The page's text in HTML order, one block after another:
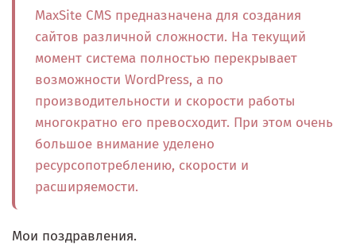
MaxSite CMS предназначена для создания
сайтов различной сложности. На текущий
момент система полностью перекрывает
возможности WordPress, а по
производительности и скорости работы
многократно его превосходит. При этом очень
большое внимание уделено
ресурсопотреблению, скорости и
расширяемости.
Мои поздравления.